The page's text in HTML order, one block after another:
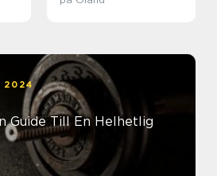
Guide Till En Helhetlig